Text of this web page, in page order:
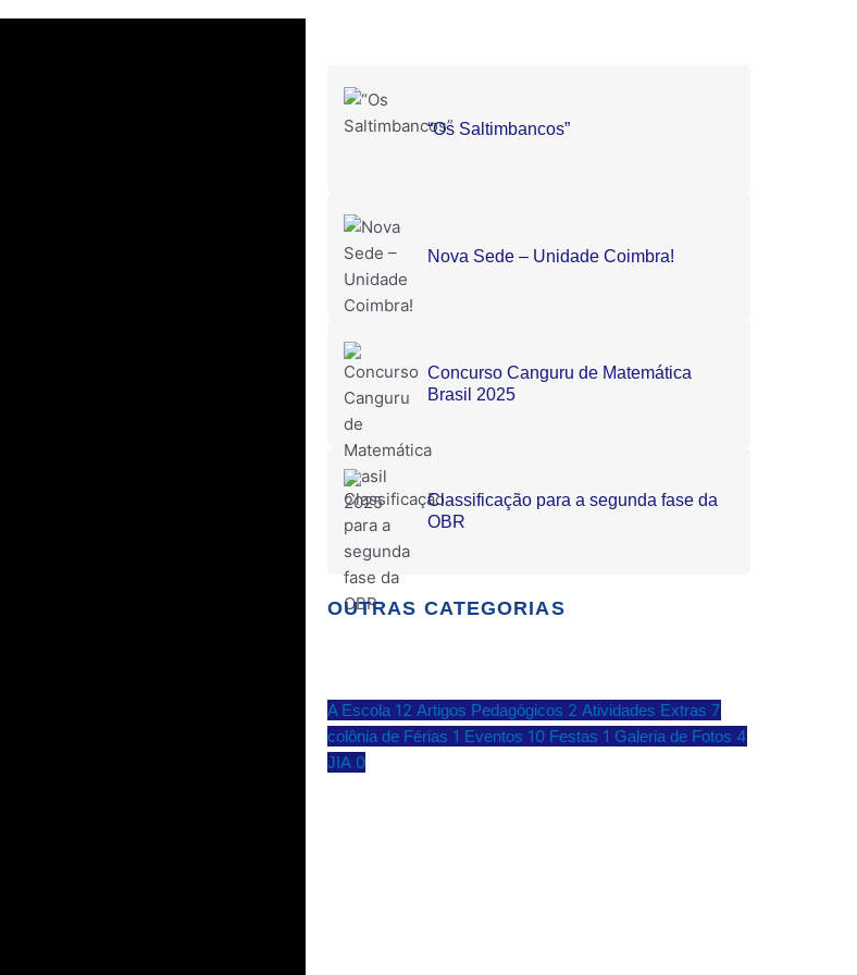
“Os Saltimbancos”
Nova Sede – Unidade Coimbra!
Concurso Canguru de Matemática
Brasil 2025
Classificação para a segunda fase da
OBR
OUTRAS CATEGORIAS
A Escola 12 Artigos Pedagógicos 2 Atividades Extras 7
colônia de Férias 1 Eventos 10 Festas 1 Galeria de Fotos 4
JIA 0